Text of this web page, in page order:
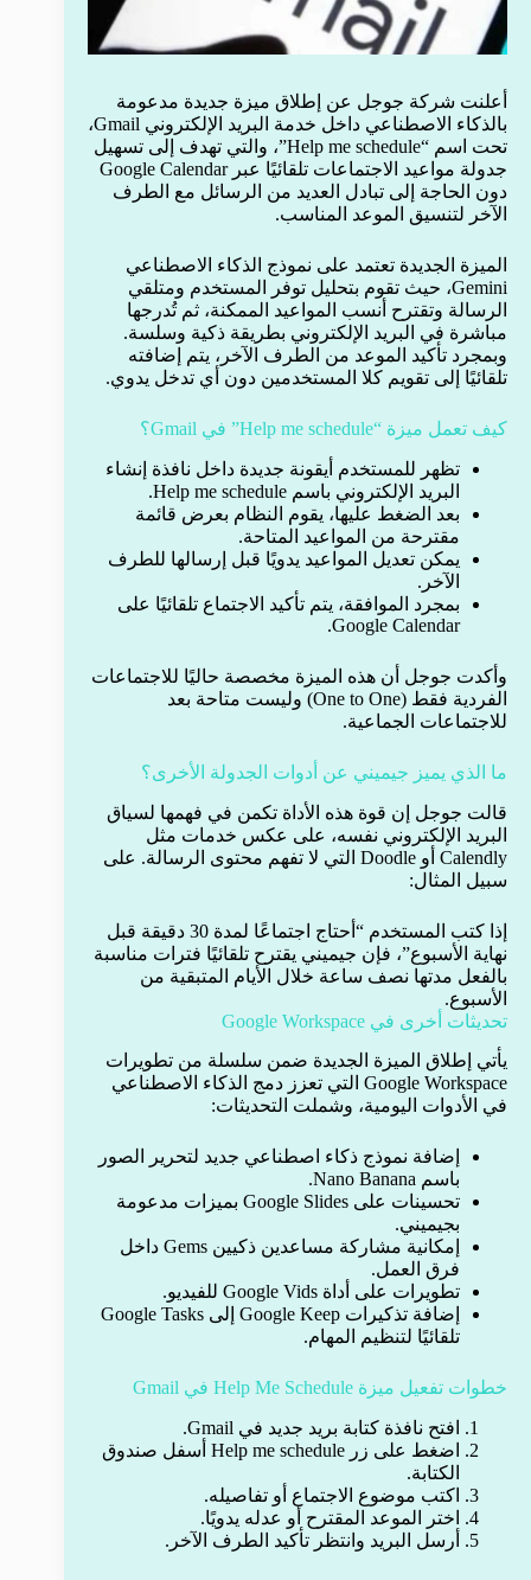
أعلنت شركة جوجل عن إطلاق ميزة جديدة مدعومة
بالذكاء الاصطناعي داخل خدمة البريد الإلكتروني Gmail،
تحت اسم “Help me schedule”، والتي تهدف إلى تسهيل
جدولة مواعيد الاجتماعات تلقائيًا عبر Google Calendar
دون الحاجة إلى تبادل العديد من الرسائل مع الطرف
الآخر لتنسيق الموعد المناسب.
الميزة الجديدة تعتمد على نموذج الذكاء الاصطناعي
Gemini، حيث تقوم بتحليل توفر المستخدم ومتلقي
الرسالة وتقترح أنسب المواعيد الممكنة، ثم تُدرجها
مباشرة في البريد الإلكتروني بطريقة ذكية وسلسة.
وبمجرد تأكيد الموعد من الطرف الآخر، يتم إضافته
تلقائيًا إلى تقويم كلا المستخدمين دون أي تدخل يدوي.
كيف تعمل ميزة “Help me schedule” في Gmail؟
تظهر للمستخدم أيقونة جديدة داخل نافذة إنشاء
البريد الإلكتروني باسم Help me schedule.
بعد الضغط عليها، يقوم النظام بعرض قائمة
مقترحة من المواعيد المتاحة.
يمكن تعديل المواعيد يدويًا قبل إرسالها للطرف
الآخر.
بمجرد الموافقة، يتم تأكيد الاجتماع تلقائيًا على
Google Calendar.
وأكدت جوجل أن هذه الميزة مخصصة حاليًا للاجتماعات
الفردية فقط (One to One) وليست متاحة بعد
للاجتماعات الجماعية.
ما الذي يميز جيميني عن أدوات الجدولة الأخرى؟
قالت جوجل إن قوة هذه الأداة تكمن في فهمها لسياق
البريد الإلكتروني نفسه، على عكس خدمات مثل
Calendly أو Doodle التي لا تفهم محتوى الرسالة. على
سبيل المثال:
إذا كتب المستخدم “أحتاج اجتماعًا لمدة 30 دقيقة قبل
نهاية الأسبوع”، فإن جيميني يقترح تلقائيًا فترات مناسبة
بالفعل مدتها نصف ساعة خلال الأيام المتبقية من
الأسبوع.
تحديثات أخرى في Google Workspace
يأتي إطلاق الميزة الجديدة ضمن سلسلة من تطويرات
Google Workspace التي تعزز دمج الذكاء الاصطناعي
في الأدوات اليومية، وشملت التحديثات:
إضافة نموذج ذكاء اصطناعي جديد لتحرير الصور
باسم Nano Banana.
تحسينات على Google Slides بميزات مدعومة
بجيميني.
إمكانية مشاركة مساعدين ذكيين Gems داخل
فرق العمل.
تطويرات على أداة Google Vids للفيديو.
إضافة تذكيرات Google Keep إلى Google Tasks
تلقائيًا لتنظيم المهام.
خطوات تفعيل ميزة Help Me Schedule في Gmail
افتح نافذة كتابة بريد جديد في Gmail.
اضغط على زر Help me schedule أسفل صندوق
الكتابة.
اكتب موضوع الاجتماع أو تفاصيله.
اختر الموعد المقترح أو عدله يدويًا.
أرسل البريد وانتظر تأكيد الطرف الآخر.